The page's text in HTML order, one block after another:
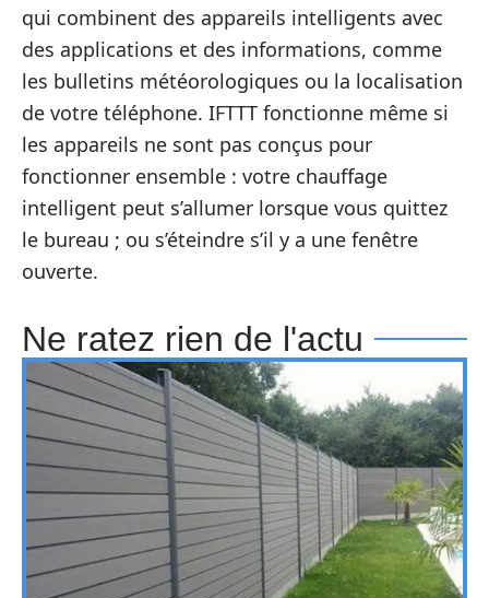
qui combinent des appareils intelligents avec
des applications et des informations, comme
les bulletins météorologiques ou la localisation
de votre téléphone. IFTTT fonctionne même si
les appareils ne sont pas conçus pour
fonctionner ensemble : votre chauffage
intelligent peut s’allumer lorsque vous quittez
le bureau ; ou s’éteindre s’il y a une fenêtre
ouverte.
Ne ratez rien de l'actu